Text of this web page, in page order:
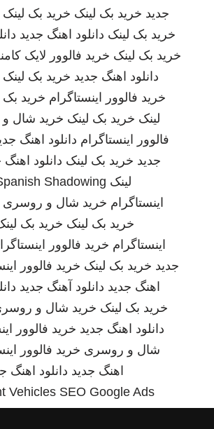
جدید خرید بک لینک خرید بک لینک
خرید بک لینک دانلود اهنگ جدید
خرید بک لینک خرید فالوور لایک
دانلود اهنگ جدید خرید بک لینک
خرید فالوور اینستاگرام خرید بک
لینک خرید بک لینک خرید شال
فالوور اینستاگرام دانلود اهنگ
جدید خرید بک لینک دانلود اهنگ
لینک Shadowing
اینستاگرام خرید شال و روسری
خرید بک لینک خرید بک
اینستاگرام خرید فالوور
جدید خرید بک لینک خرید فالوور
اهنگ جدید دانلود آهنگ جدید
خرید بک لینک خرید شال و
دانلود اهنگ جدید خرید فالوور
شال و روسری خرید فالوور
اهنگ جدید دانلود اهنگ
Vehicles SEO Google Ads